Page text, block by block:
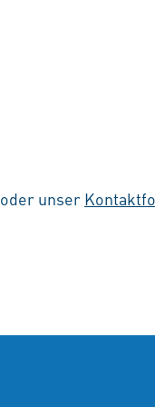
oder unser